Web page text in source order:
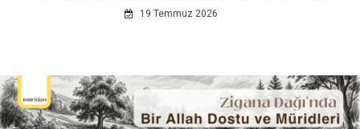
19 Temmuz 2026